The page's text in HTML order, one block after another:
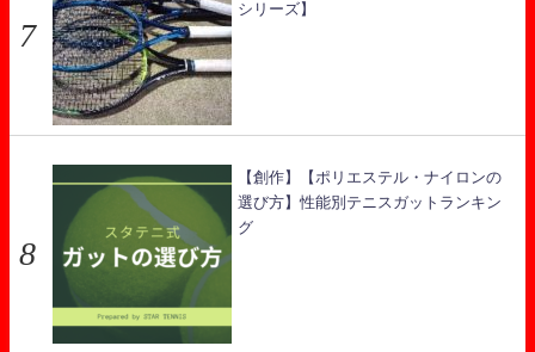
シリーズ】
【創作】【ポリエステル・ナイロンの
選び方】性能別テニスガットランキン
グ